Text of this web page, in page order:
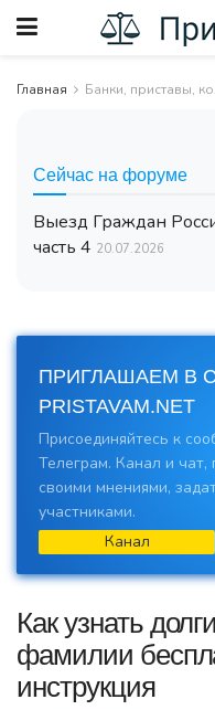
Главная Банки, приставы,
Сейчас на форуме
Выезд Граждан
часть 4 20.07.2026
ПРИГЛАШАЕМ В
PRISTAVAM.NET
Присоединяйтесь к
Телеграм. Канал и
своими мнениями,
участниками.
Канал
Как узнать
фамилии
инструкция